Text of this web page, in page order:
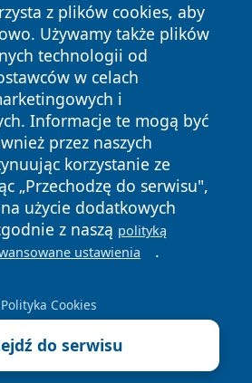
z plików cookies, aby
Używamy także plików
technologii od
w celach
i
Informacje te mogą być
przez naszych
korzystanie ze
„Przechodzę do serwisu",
użycie dodatkowych
z naszą polityką
ustawienia .
Polityka Cookies
do serwisu
Wszystkie prawa
Polityka
Cookies